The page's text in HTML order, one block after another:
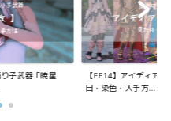
子武器「暁星
【FF14】アイディア
目・染色・入手方...